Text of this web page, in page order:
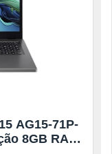
AG15-71P-
8GB RAM